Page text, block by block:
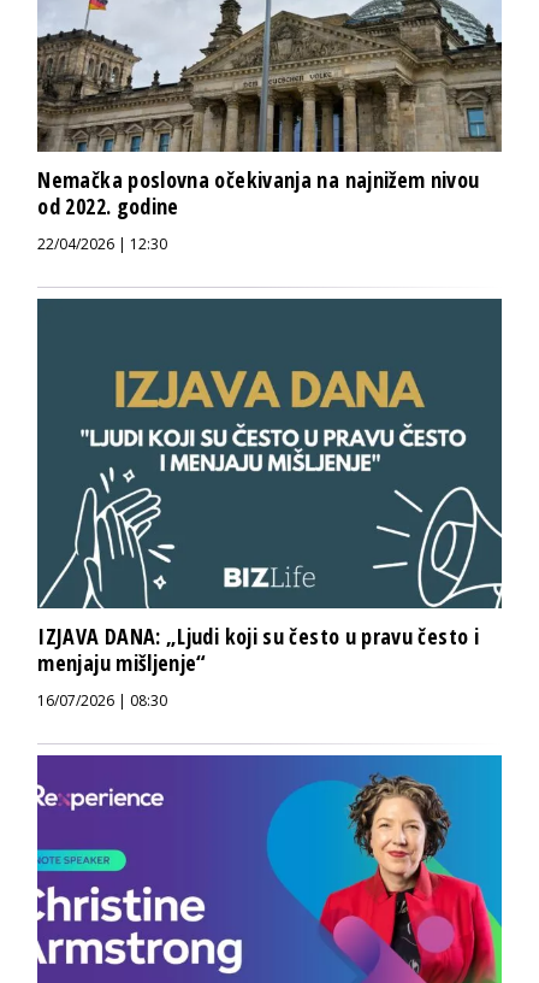
Nemačka poslovna očekivanja na najnižem nivou
od 2022. godine
22/04/2026 | 12:30
IZJAVA DANA: „Ljudi koji su često u pravu često i
menjaju mišljenje“
16/07/2026 | 08:30